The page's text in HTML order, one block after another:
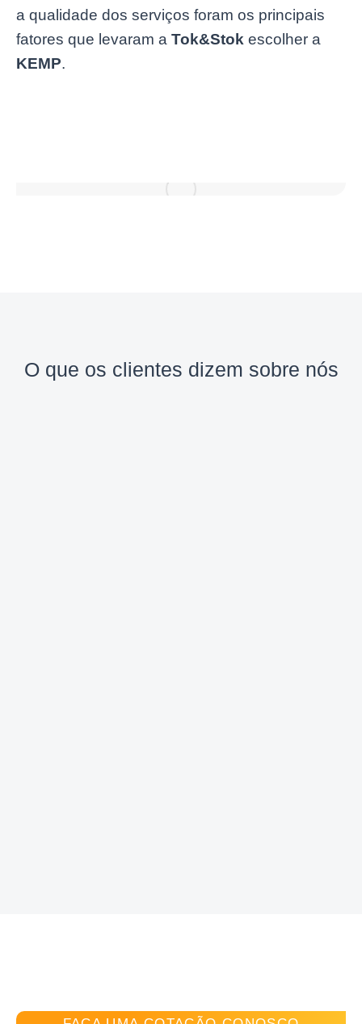
a qualidade dos serviços foram os principais
fatores que levaram a Tok&Stok escolher a
KEMP.
O que os clientes dizem sobre nós